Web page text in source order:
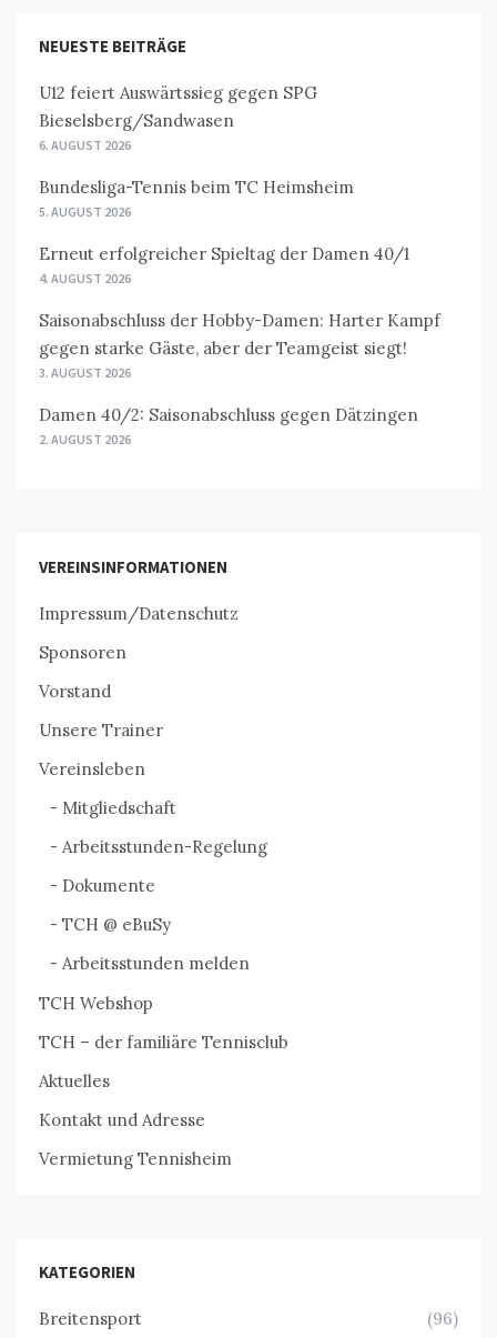
NEUESTE BEITRÄGE
U12 feiert Auswärtssieg gegen SPG
Bieselsberg/Sandwasen
6. AUGUST 2026
Bundesliga-Tennis beim TC Heimsheim
5. AUGUST 2026
Erneut erfolgreicher Spieltag der Damen 40/1
4. AUGUST 2026
Saisonabschluss der Hobby-Damen: Harter Kampf
gegen starke Gäste, aber der Teamgeist siegt!
3. AUGUST 2026
Damen 40/2: Saisonabschluss gegen Dätzingen
2. AUGUST 2026
VEREINSINFORMATIONEN
Impressum/Datenschutz
Sponsoren
Vorstand
Unsere Trainer
Vereinsleben
Mitgliedschaft
Arbeitsstunden-Regelung
Dokumente
TCH @ eBuSy
Arbeitsstunden melden
TCH Webshop
TCH – der familiäre Tennisclub
Aktuelles
Kontakt und Adresse
Vermietung Tennisheim
KATEGORIEN
Breitensport
(96)